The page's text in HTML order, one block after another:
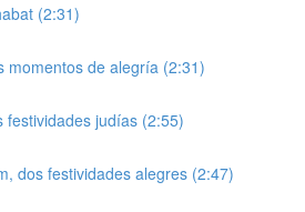
(2:31)
momentos de alegría (2:31)
festividades judías (2:55)
dos festividades alegres (2:47)